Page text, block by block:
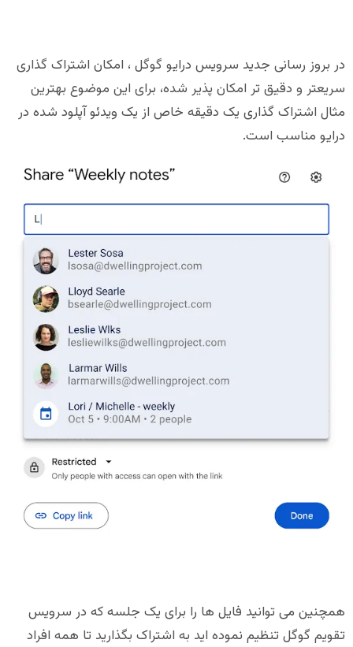
در بروز رسانی جدید سرویس درایو گوگل ، امکان اشتراک گذاری
سریعتر و دقیق تر امکان پذیر شده، برای این موضوع بهترین
مثال اشتراک گذاری یک دقیقه خاص از یک ویدئو آپلود شده در
درایو مناسب است.
همچنین می توانید فایل ها را برای یک جلسه که در سرویس
تقویم گوگل تنظیم نموده اید به اشتراک بگذارید تا همه افراد